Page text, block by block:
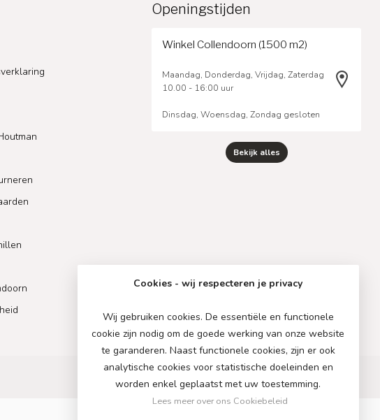
Openingstijden
Winkel Collendoorn (1500 m2)
Maandag, Donderdag, Vrijdag, Zaterdag
10.00 - 16:00 uur
Dinsdag, Woensdag, Zondag gesloten
Bekijk alles
Cookies - wij respecteren je privacy
Wij gebruiken cookies. De essentiële en functionele
cookie zijn nodig om de goede werking van onze website
te garanderen. Naast functionele cookies, zijn er ook
analytische cookies voor statistische doeleinden en
worden enkel geplaatst met uw toestemming.
Lees meer over ons Cookiebeleid